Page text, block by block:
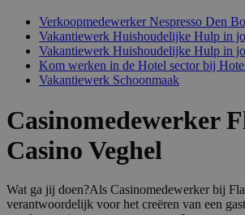
Verkoopmedewerker Nespresso Den
Vakantiewerk Huishoudelijke Hulp in
Vakantiewerk Huishoudelijke Hulp in
Kom werken in de Hotel sector bij
Vakantiewerk Schoonmaak
Casinomedewerker
Casino Veghel
Wat ga jij doen?Als Casinomedewerker bij
verantwoordelijk voor het creëren van een